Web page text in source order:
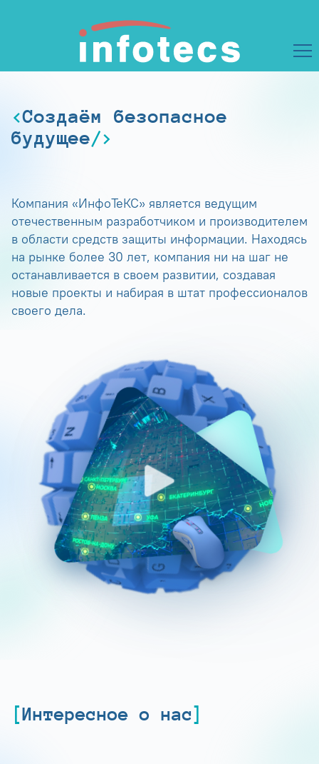
Создаём безопасное
будущее
Компания «ИнфоТеКС» является ведущим
отечественным разработчиком и производителем
в области средств защиты информации. Находясь
на рынке более 30 лет, компания ни на шаг не
останавливается в своем развитии, создавая
новые проекты и набирая в штат профессионалов
своего дела.
Интересное о нас